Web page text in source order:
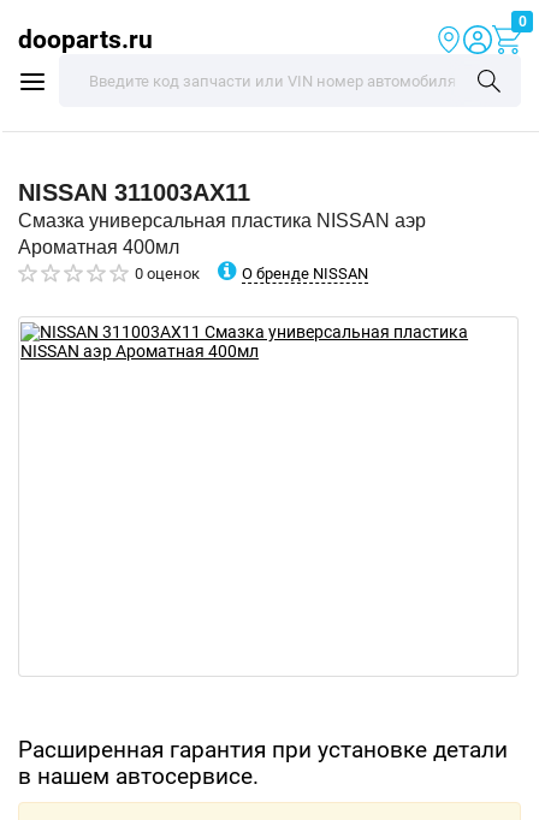
dooparts.ru
0
NISSAN 311003AX11
Смазка универсальная пластика NISSAN аэр
Ароматная 400мл
0 оценок О бренде NISSAN
Расширенная гарантия при установке детали
в нашем автосервисе.